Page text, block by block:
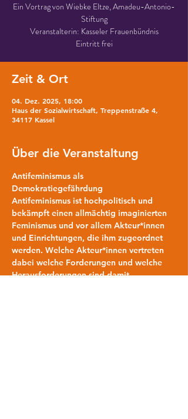
Ein Vortrag von Wiebke Eltze, Amadeu-Antonio-
Stiftung
Veranstalterin: Kasseler Frauenbündnis
Eintritt frei
Zeit & Ort
04. Dez. 2025, 18:00
Haus der Sozialwirtschaft, Treppenstraße 4,
34117 Kassel
Über die Veranstaltung
Antifeminismus als
Demokratiegefährdung
Antifeminismus ist hochpolitisch und
bekämpft einen allmächtig imaginierten
Feminismus und vor allem Akteur*innen
und Einrichtungen, die ihm zugeordnet
werden. Welche Akteur*innen vertreten
dabei welche Forderungen und welche
Herausforderungen sind damit